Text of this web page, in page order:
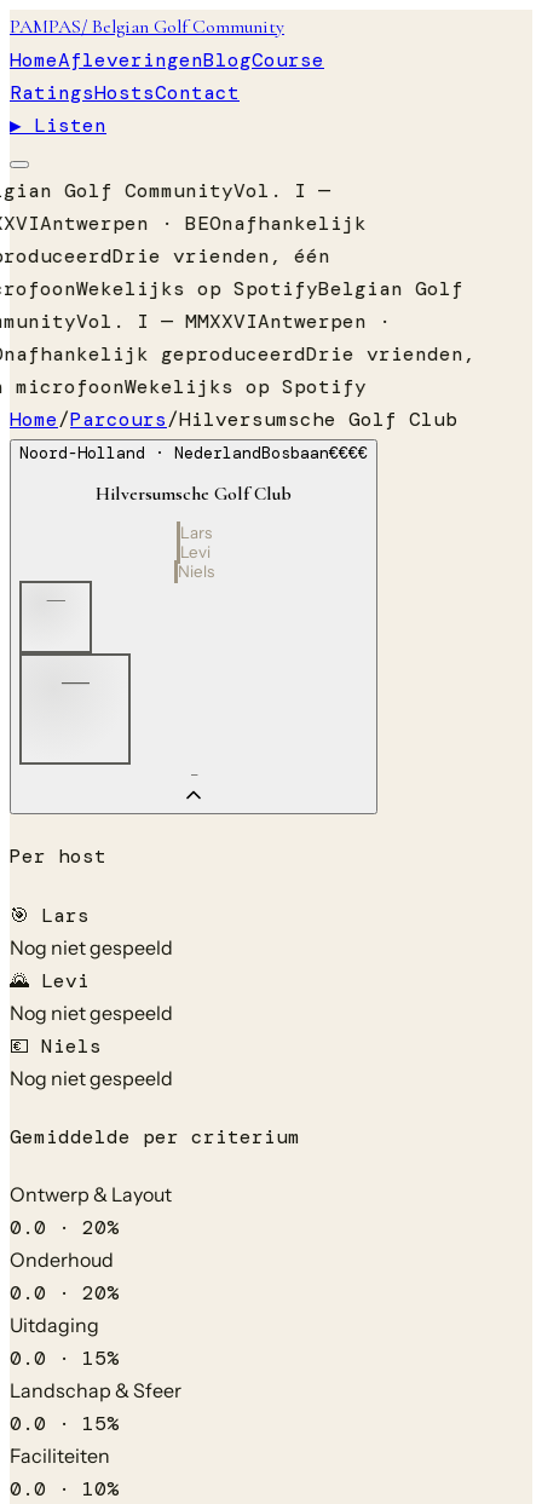
PAMPAS/ Belgian Golf Community
HomeAfleveringenBlogCourse
RatingsHostsContact
▶ Listen
Golf CommunityVol. I —
Antwerpen · BEOnafhankelijk
Drie vrienden, één
Wekelijks op SpotifyBelgian Golf
Vol. I — MMXXVIAntwerpen ·
geproduceerdDrie vrienden,
microfoonWekelijks op Spotify
Home/Parcours/Hilversumsche Golf Club
Noord-Holland · NederlandBosbaan€€€€
Hilversumsche Golf Club
Lars
Levi
Niels
—
—
—
Per host
🎯 Lars
Nog niet gespeeld
🌄 Levi
Nog niet gespeeld
💶 Niels
Nog niet gespeeld
Gemiddelde per criterium
Ontwerp & Layout
0.0 · 20%
Onderhoud
0.0 · 20%
Uitdaging
0.0 · 15%
Landschap & Sfeer
0.0 · 15%
Faciliteiten
0.0 · 10%